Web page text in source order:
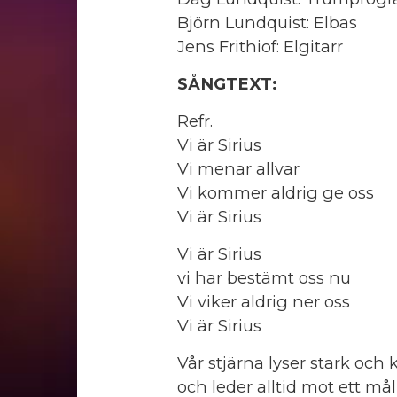
Björn Lundquist: Elbas
Jens Frithiof: Elgitarr
SÅNGTEXT:
Refr.
Vi är Sirius
Vi menar allvar
Vi kommer aldrig ge oss
Vi är Sirius
Vi är Sirius
vi har bestämt oss nu
Vi viker aldrig ner oss
Vi är Sirius
Vår stjärna lyser stark och
och leder alltid mot ett mål